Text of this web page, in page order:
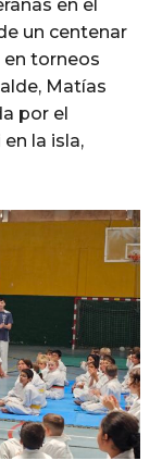
en el
un centenar
torneos
Matías
por el
la isla,